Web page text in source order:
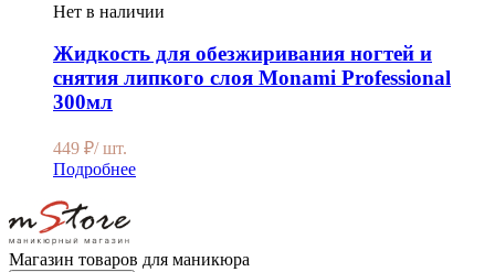
Нет в наличии
Жидкость для обезжиривания ногтей и
снятия липкого слоя Monаmi Professional
300мл
449 ₽/ шт.
Подробнее
Магазин товаров для маникюра